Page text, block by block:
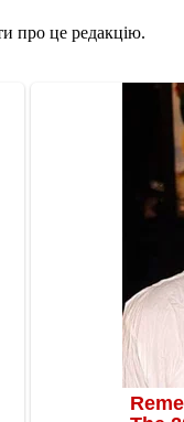
про це редакцію.